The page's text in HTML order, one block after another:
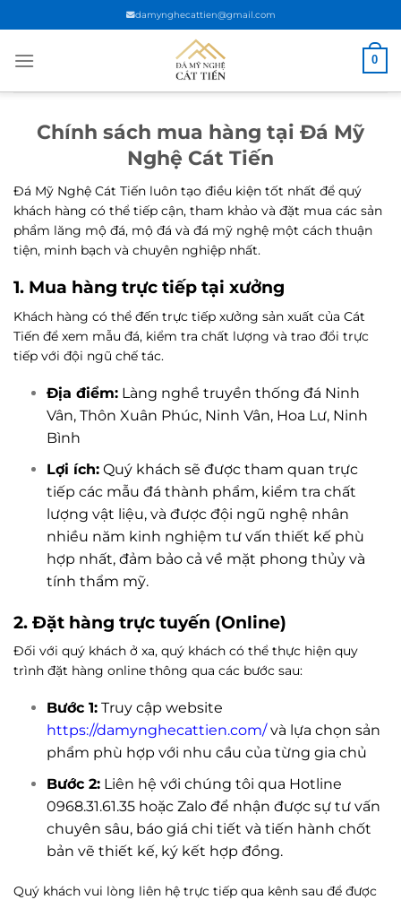
đến
nội
damynghecattien@gmail.com
0
Chính sách mua hàng tại Đá Mỹ
Nghệ Cát Tiến
Đá Mỹ Nghệ Cát Tiến luôn tạo điều kiện tốt nhất để quý
khách hàng có thể tiếp cận, tham khảo và đặt mua các sản
phẩm lăng mộ đá, mộ đá và đá mỹ nghệ một cách thuận
tiện, minh bạch và chuyên nghiệp nhất.
1. Mua hàng trực tiếp tại xưởng
Khách hàng có thể đến trực tiếp xưởng sản xuất của Cát
Tiến để xem mẫu đá, kiểm tra chất lượng và trao đổi trực
tiếp với đội ngũ chế tác.
Địa điểm:Làng nghề truyền thống đá Ninh
Vân, Thôn Xuân Phúc, Ninh Vân, Hoa Lư, Ninh
Bình
Lợi ích:Quý khách sẽ được tham quan trực
tiếp các mẫu đá thành phẩm, kiểm tra chất
lượng vật liệu, và được đội ngũ nghệ nhân
nhiều năm kinh nghiệm tư vấn thiết kế phù
hợp nhất, đảm bảo cả về mặt phong thủy và
tính thẩm mỹ.
2. Đặt hàng trực tuyến (Online)
Đối với quý khách ở xa, quý khách có thể thực hiện quy
trình đặt hàng online thông qua các bước sau:
Bước 1:Truy cập website
https://damynghecattien.com/và lựa chọn sản
phẩm phù hợp với nhu cầu của từng gia chủ
Bước 2:Liên hệ với chúng tôi qua Hotline
0968.31.61.35 hoặc Zalo để nhận được sự tư vấn
chuyên sâu, báo giá chi tiết và tiến hành chốt
bản vẽ thiết kế, ký kết hợp đồng.
Quý khách vui lòng liên hệ trực tiếp qua kênh sau để được